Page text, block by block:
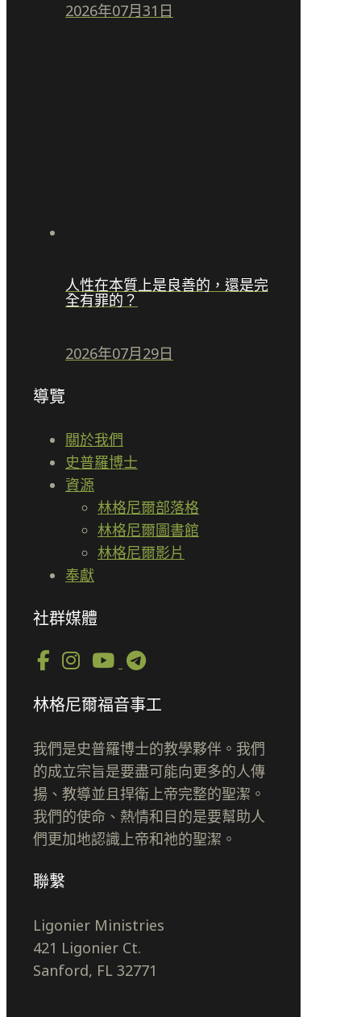
2026年07月31日
人性在本質上是良善的，還是完
全有罪的？
2026年07月29日
導覽
關於我們
史普羅博士
資源
林格尼爾部落格
林格尼爾圖書館
林格尼爾影片
奉獻
社群媒體
林格尼爾福音事工
我們是史普羅博士的教學夥伴。我們
的成立宗旨是要盡可能向更多的人傳
揚、教導並且捍衛上帝完整的聖潔。
我們的使命、熱情和目的是要幫助人
們更加地認識上帝和祂的聖潔。
聯繫
Ligonier Ministries
421 Ligonier Ct.
Sanford, FL 32771